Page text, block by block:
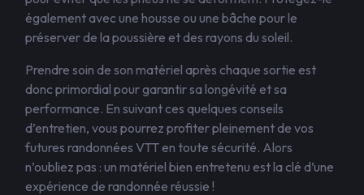
également avec une housse ou une bâche pour le
préserver de la poussière et des rayons du soleil.
Prendre soin de son matériel après chaque sortie est
donc primordial pour garantir sa longévité et sa
performance. En suivant ces quelques conseils
d’entretien, vous pourrez profiter pleinement de vos
futures randonnées VTT en toute sécurité. Alors
n’oubliez pas : un matériel bien entretenu est la clé d’une
expérience de randonnée réussie !